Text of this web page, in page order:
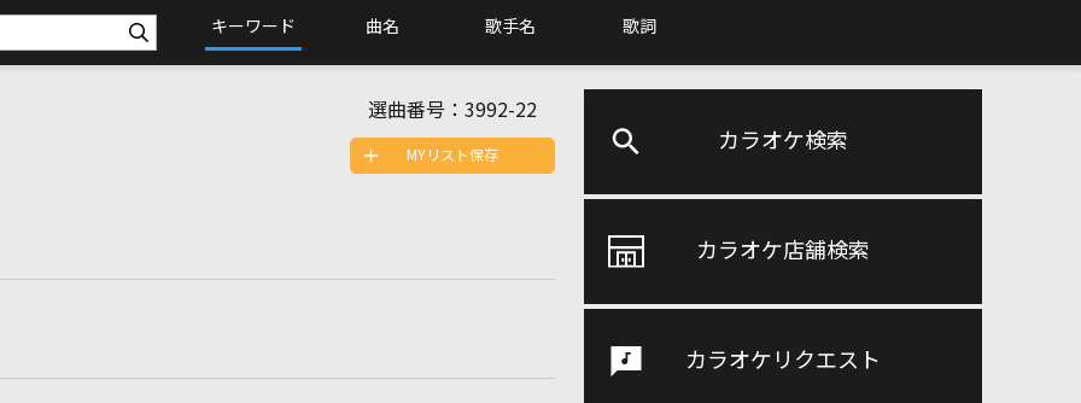
キーワード 曲名 歌手名 歌詞
カラオケ検索
カラオケ店舗検索
カラオケリクエスト
選曲番号： 3992-22
MYリスト保存